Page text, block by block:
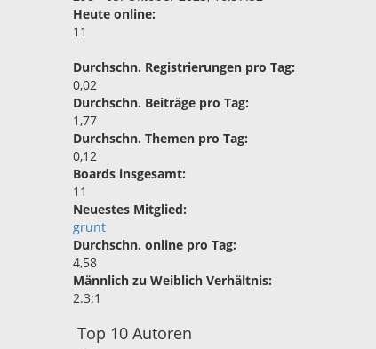
Heute online:
11
Durchschn. Registrierungen pro Tag:
0,02
Durchschn. Beiträge pro Tag:
1,77
Durchschn. Themen pro Tag:
0,12
Boards insgesamt:
11
Neuestes Mitglied:
grunt
Durchschn. online pro Tag:
4,58
Männlich zu Weiblich Verhältnis:
2.3:1
Top 10 Autoren